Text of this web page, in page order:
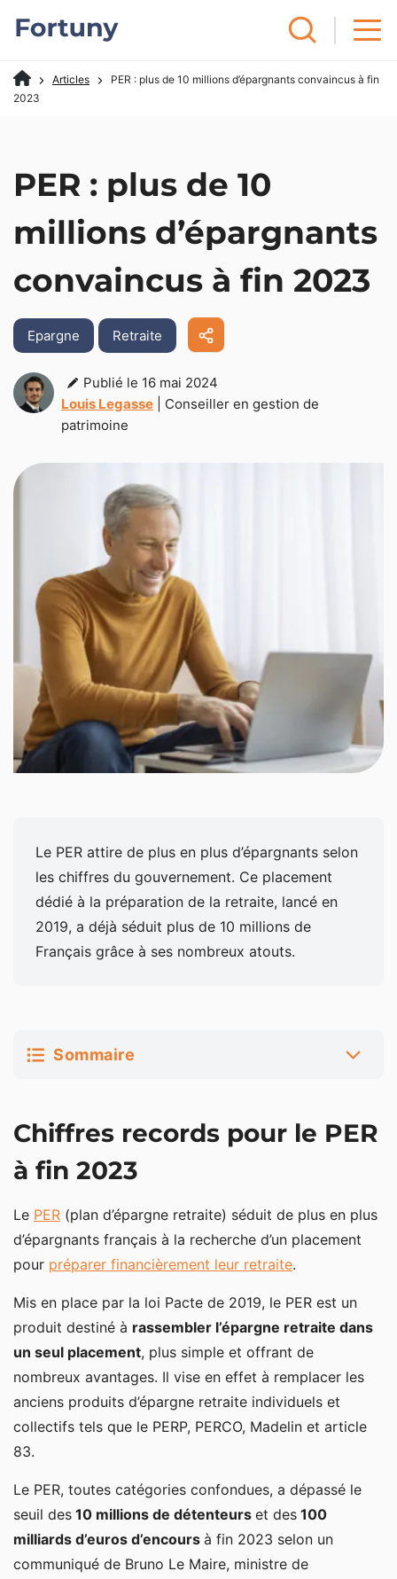
Articles
PER : plus de 10 millions d’épargnants convaincus à fin
2023
PER : plus de 10
millions d’épargnants
convaincus à fin 2023
Epargne Retraite
Publié le 16 mai 2024
Louis Legasse
| Conseiller en gestion de
patrimoine
Le PER attire de plus en plus d’épargnants selon
les chiffres du gouvernement. Ce placement
dédié à la préparation de la retraite, lancé en
2019, a déjà séduit plus de 10 millions de
Français grâce à ses nombreux atouts.
Sommaire
Pourquoi le PER séduit-il tant les épargnants
français ?
Chiffres records pour le PER
à fin 2023
Le PER (plan d’épargne retraite) séduit de plus en plus
d’épargnants français à la recherche d’un placement
pour préparer financièrement leur retraite.
Mis en place par la loi Pacte de 2019, le PER est un
produit destiné à rassembler l’épargne retraite dans
un seul placement, plus simple et offrant de
nombreux avantages. Il vise en effet à remplacer les
anciens produits d’épargne retraite individuels et
collectifs tels que le PERP, PERCO, Madelin et article
83.
Le PER, toutes catégories confondues, a dépassé le
seuil des 10 millions de détenteurs et des 100
milliards d’euros d’encours à fin 2023 selon un
communiqué de Bruno Le Maire, ministre de